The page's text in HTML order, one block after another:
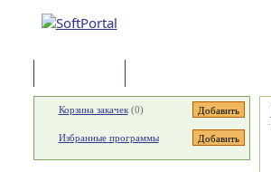
Корзина закачек(0)
Избранные программы